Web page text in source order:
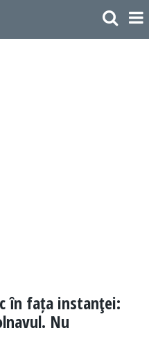
în fața instanţei:
Nu